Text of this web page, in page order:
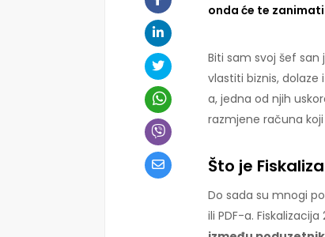
onda će te
Biti sam svoj šef
vlastiti biznis, dolaze
a, jedna od njih
razmjene računa
Što je
Do sada su mnogi
ili PDF-a.